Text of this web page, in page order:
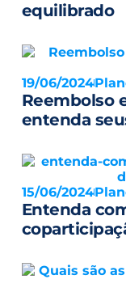
equilibrado
19/06/2024
Reembolso
entenda
15/06/2024
Entenda